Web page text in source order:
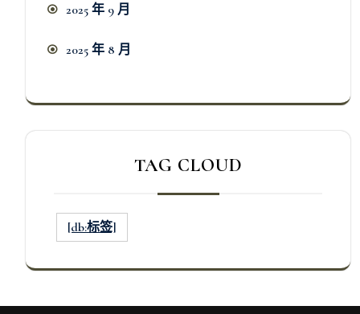
2025 年 9 月
2025 年 8 月
TAG CLOUD
[db:标签]